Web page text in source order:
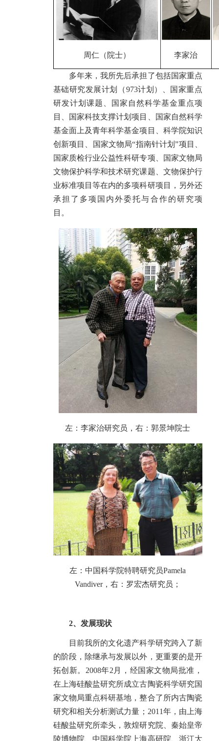
周仁（院士） 李家治
多年来，我所先后承担了包括国家重点
基础研究发展计划（973计划）、国家重点
研发计划课题、国家自然科学基金重点项
目、国家科技支撑计划项目、国家自然科学
基金面上及青年科学基金项目、科学院知识
创新项目、国家文物局“指南针计划”项目、
国家质检行业公益性科研专项、国家文物局
文物保护科学和技术研究课题、文物保护行
业标准项目等在内的多项科研项目，另外还
承担了多项国内外委托与合作的研究项
目。
左：李家治研究员，右：郭景坤院士
左：中国科学院特聘研究员Pamela
Vandiver，右：罗宏杰研究员；
2、发展现状
目前我所的文化遗产科学研究跨入了新
的阶段，除继承与发展以外，更重要的是开
拓创新。2008年2月，经国家文物局批准，
在上海硅酸盐研究所成立古陶瓷科学研究国
家文物局重点科研基地，整合了所内古陶瓷
研究和相关分析测试力量；2011年，由上海
硅酸盐研究所牵头，敦煌研究院、秦始皇帝
陵博物院、中国科学院上海高研院、浙江大